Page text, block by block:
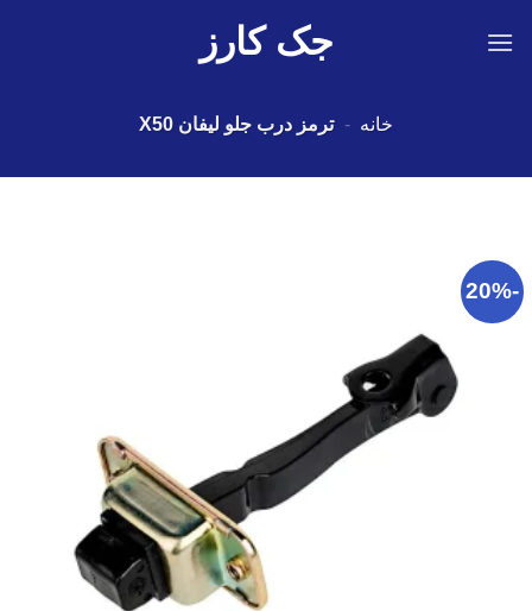
جک کارز
خانه - ترمز درب جلو لیفان X50
-20%